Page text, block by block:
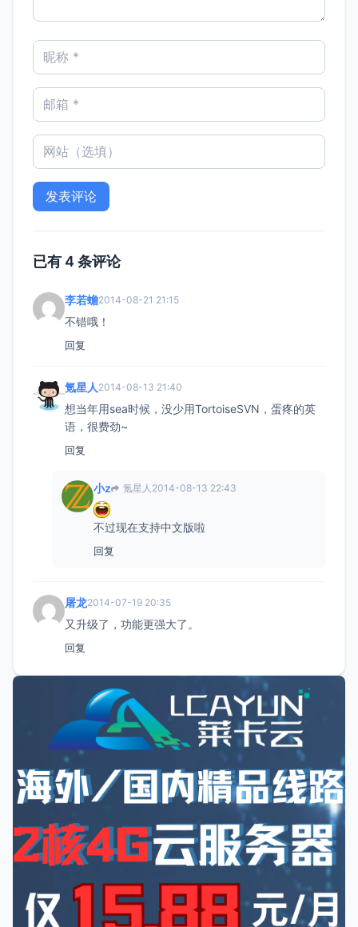
已有 4 条评论
李若蟾2014-08-21 21:15
不错哦！
回复
氪星人 2014-08-13 21:40
想当年用sea时候，没少用TortoiseSVN，蛋疼的英
语，很费劲~
回复
小z 氪星人 2014-08-13 22:43
不过现在支持中文版啦
回复
屠龙2014-07-19 20:35
又升级了，功能更强大了。
回复